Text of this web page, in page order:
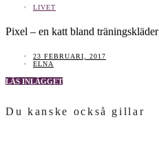
LIVET
Pixel – en katt bland träningskläder
23 FEBRUARI, 2017
ELNA
LÄS INLÄGGET
Du kanske också gillar